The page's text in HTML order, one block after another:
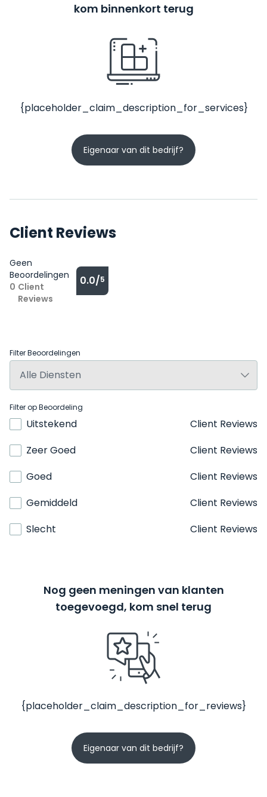
kom binnenkort terug
{placeholder_claim_description_for_services}
Eigenaar van dit bedrijf?
Client Reviews
Geen
Beoordelingen
0 Client
Reviews
0.0/5
Filter Beoordelingen
Filter op Beoordeling
Uitstekend
Client Reviews
Zeer Goed
Client Reviews
Goed
Client Reviews
Gemiddeld
Client Reviews
Slecht
Client Reviews
Nog geen meningen van klanten
toegevoegd, kom snel terug
{placeholder_claim_description_for_reviews}
Eigenaar van dit bedrijf?